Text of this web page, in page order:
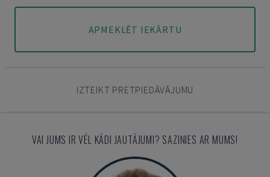
APMEKLĒT IEKĀRTU
IZTEIKT PRETPIEDĀVĀJUMU
VAI JUMS IR VĒL KĀDI JAUTĀJUMI? SAZINIES AR MUMS!